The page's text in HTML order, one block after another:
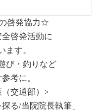
啓発協力☆
啓発活動に
ます。
び・釣りなど
考に。
交通部）>
る/当院院長執筆」